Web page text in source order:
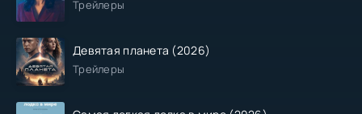
Трейлеры
Девятая планета (2026)
Трейлеры